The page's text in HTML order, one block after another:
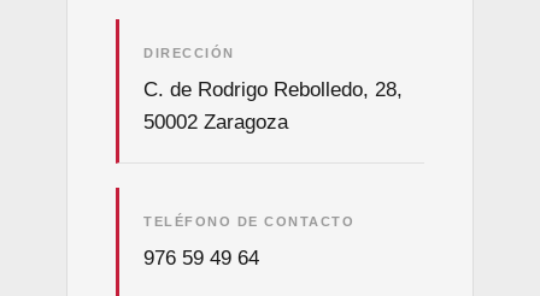
DIRECCIÓN
C. de Rodrigo Rebolledo, 28,
50002 Zaragoza
TELÉFONO DE CONTACTO
976 59 49 64